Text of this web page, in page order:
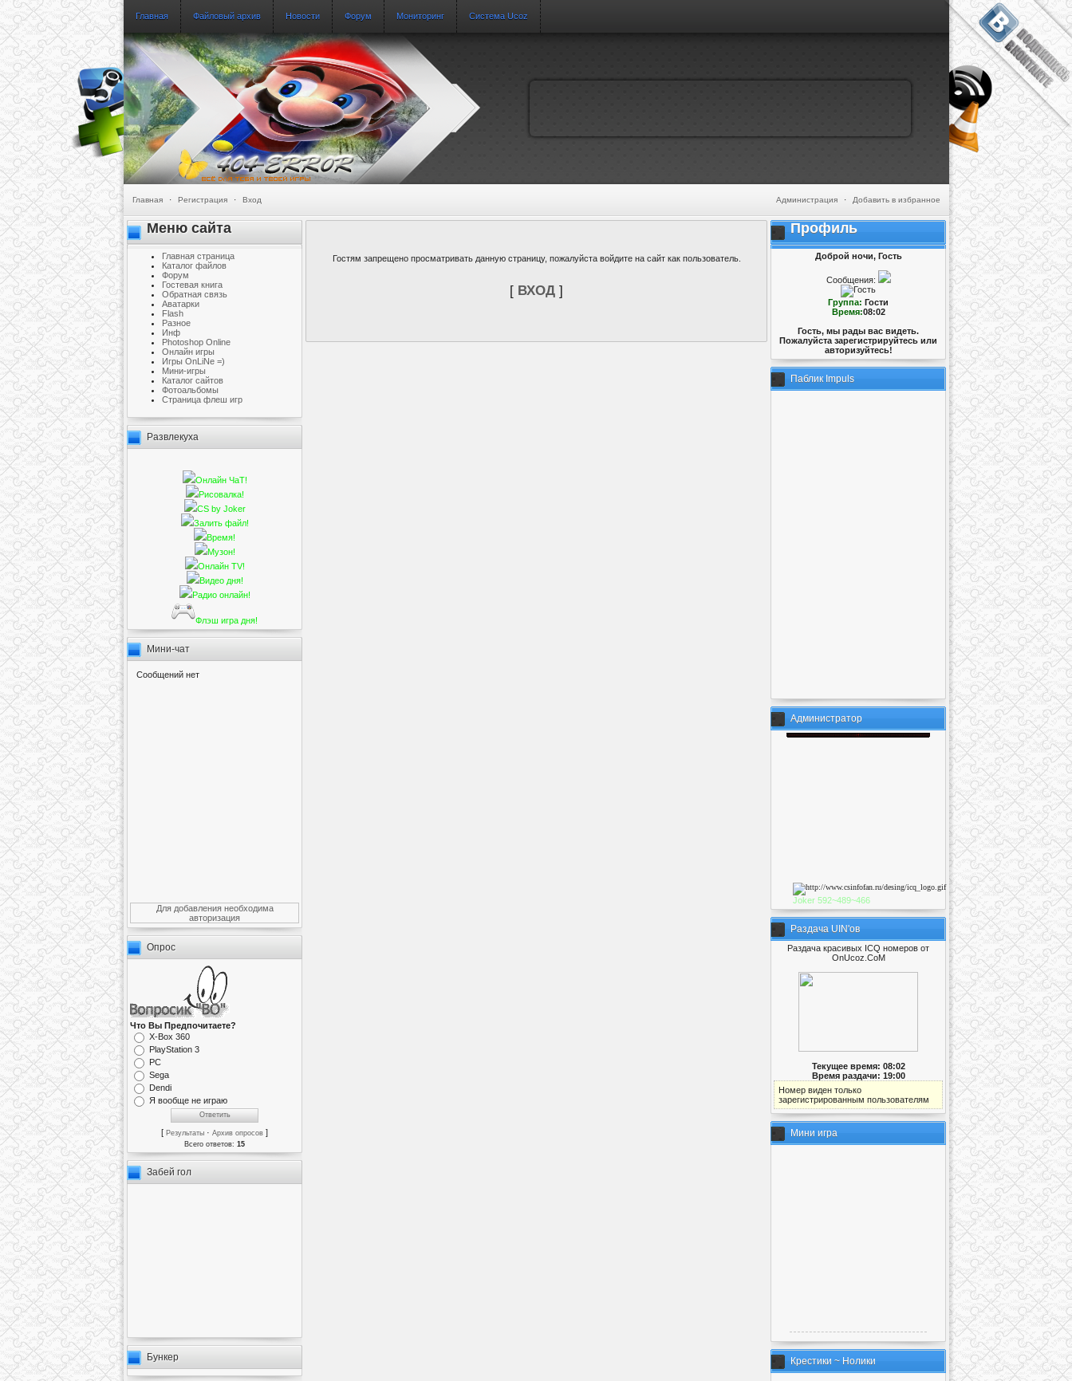
Главная Файловый архив Новости Форум Мониторинг Система Ucoz
Главная · Регистрация · Вход Администрация · Добавить в избранное
Меню сайта
Главная страница
Каталог файлов
Форум
Гостевая книга
Обратная связь
Аватарки
Flash
Разное
Инф
Photoshop Online
Онлайн игры
Игры OnLiNe =)
Мини-игры
Каталог сайтов
Фотоальбомы
Cтраница флеш игр
Развлекуха
Онлайн ЧаТ!
Рисовалка!
CS by Joker
Залить файл!
Время!
Музон!
Онлайн TV!
Видео дня!
Радио онлайн!
Флэш игра дня!
Мини-чат
Для добавления необходима
авторизация
Опрос
Что Вы Предпочитаете?
X-Box 360
PlayStation 3
PC
Sega
Dendi
Я вообще не играю
[ Результаты · Архив опросов ]
Всего ответов: 15
Забей гол
Бункер
Гостям запрещено просматривать данную страницу, пожалуйста войдите на сайт как пользователь.
[ ВХОД ]
Профиль
Доброй ночи, Гость
Сообщения:
Группа: Гости
Время:08:02
Гость, мы рады вас видеть.
Пожалуйста зарегистрируйтесь или
авторизуйтесь!
Паблик Impuls
Администратор
Joker 592~489~466
Раздача UIN'ов
Раздача красивых ICQ номеров от
OnUcoz.CoM
Текущее время: 08:02
Время раздачи: 19:00
Номер виден только
зарегистрированным пользователям
Мини игра
Крестики ~ Нолики